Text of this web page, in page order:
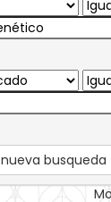
busqueda